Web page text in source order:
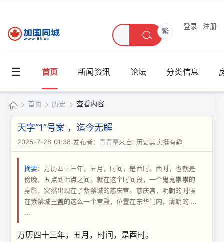
繁
登录 注册
☰ 首页 新闻资讯 论坛 分类信息
加
同
›
首页
›
历史
›
查看内容
天字“1”号案 ，迄今无解
2025-7-28 01:38 发布者： 青青草来自: 历史其实挺有趣
摘要：万历四十三年，五月，时间，是酉时。酉时，也就是
傍晚，五点到七点之间。就在这个时间段，一个鬼鬼祟祟的
身影，突然出现在了紫禁城的慈庆宫。慈庆宫，明朝的时候
在紫禁城里盖的这么一个宫殿，位置在东华门内，清朝的 ...
...
万历四十三年，五月，时间，是酉时。